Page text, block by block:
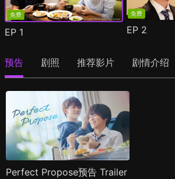
免费
EP 1
免费
EP 2
预告 剧照 推荐影片 剧情介绍
Perfect Propose预告 Trailer